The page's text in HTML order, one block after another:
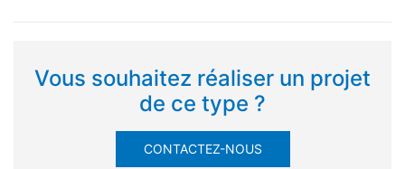
Vous souhaitez réaliser un projet
de ce type ?
CONTACTEZ-NOUS